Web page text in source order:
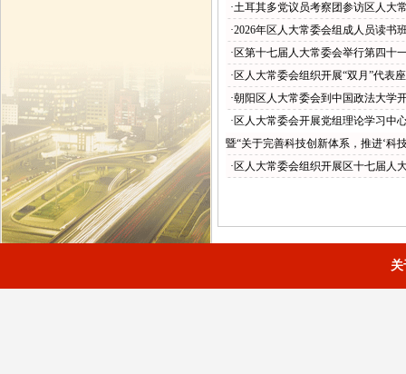
·土耳其多党议员考察团参访区人大
·2026年区人大常委会组成人员读书
·区第十七届人大常委会举行第四十
·区人大常委会组织开展“双月”代表
·朝阳区人大常委会到中国政法大学
·区人大常委会开展党组理论学习中
暨“关于完善科技创新体系，推进‘科
·区人大常委会组织开展区十七届人